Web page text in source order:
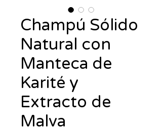
Champú Sólido
Natural con
Manteca de
Karité y
Extracto de
Malva